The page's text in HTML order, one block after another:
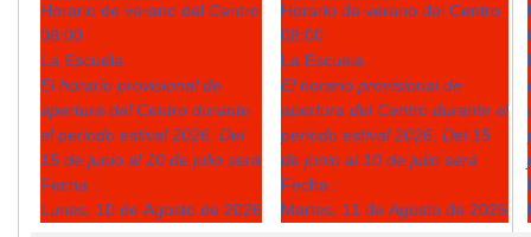
Horario de verano del Centro
08:00
La Escuela
El horario provisional de
apertura del Centro durante
el periodo estival 2026: Del
15 de junio al 10 de julio será
Fecha :
Lunes, 10 de Agosto de 2026
Horario de verano del Centro
08:00
La Escuela
El horario provisional de
apertura del Centro durante el
periodo estival 2026: Del 15
de junio al 10 de julio será
Fecha :
Martes, 11 de Agosto de 2026